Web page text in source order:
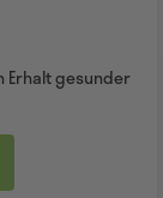
Erhalt gesunder